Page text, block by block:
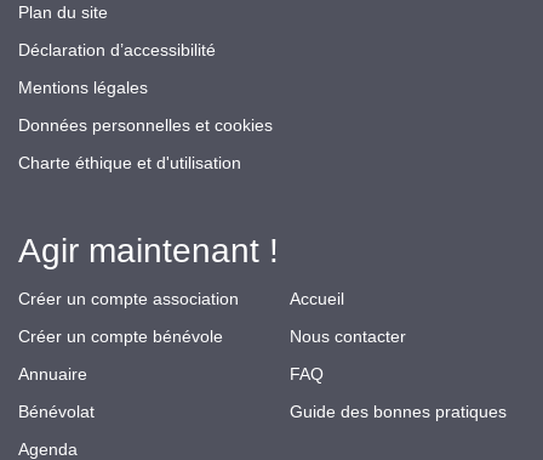
Plan du site
Déclaration d’accessibilité
Mentions légales
Données personnelles et cookies
Charte éthique et d'utilisation
Agir maintenant !
Créer un compte association
Créer un compte bénévole
Annuaire
Bénévolat
Agenda
Accueil
Nous contacter
FAQ
Guide des bonnes pratiques